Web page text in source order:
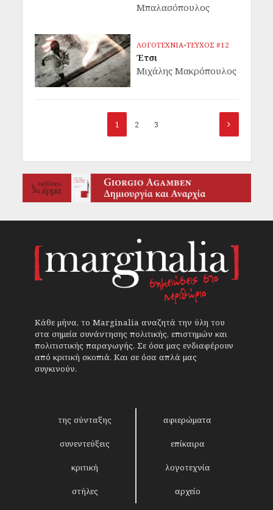
Μπαλασόπουλος
ΛΟΓΟΤΕΧΝΙΑ•ΤΕΥΧΟΣ #12
Έτσι
Μιχάλης Μακρόπουλος
1 2 3
Κάθε μήνα, το Marginalia αναζητά την ύλη του
στα σημεία συνάντησης πολιτικής, επιστημών και
πολιτιστικής παραγωγής. Σε όσα μας ενδιαφέρουν
από κριτική σκοπιά. Και σε όσα απλά μας
συγκινούν.
της σύνταξης αφιερώματα
συνεντεύξεις επίκαιρα
κριτική λογοτεχνία
στήλες αρχείο